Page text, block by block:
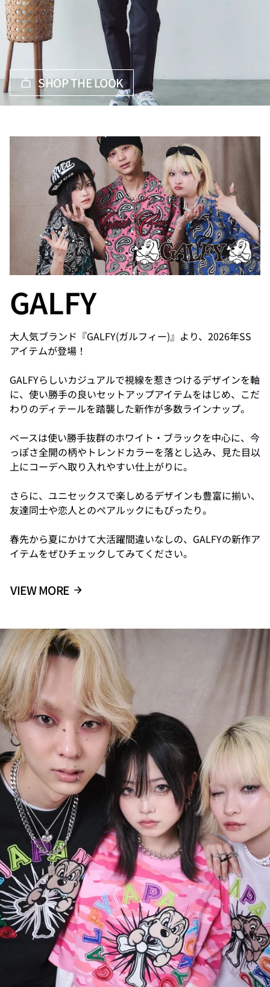
SHOP THE LOOK
GALFY
大人気ブランド『GALFY(ガルフィー)』より、2026年SS
アイテムが登場！
GALFYらしいカジュアルで視線を惹きつけるデザインを軸
に、使い勝手の良いセットアップアイテムをはじめ、こだ
わりのディテールを踏襲した新作が多数ラインナップ。
ベースは使い勝手抜群のホワイト・ブラックを中心に、今
っぽさ全開の柄やトレンドカラーを落とし込み、見た目以
上にコーデへ取り入れやすい仕上がりに。
さらに、ユニセックスで楽しめるデザインも豊富に揃い、
友達同士や恋人とのペアルックにもぴったり。
春先から夏にかけて大活躍間違いなしの、GALFYの新作ア
イテムをぜひチェックしてみてください。
VIEW MORE